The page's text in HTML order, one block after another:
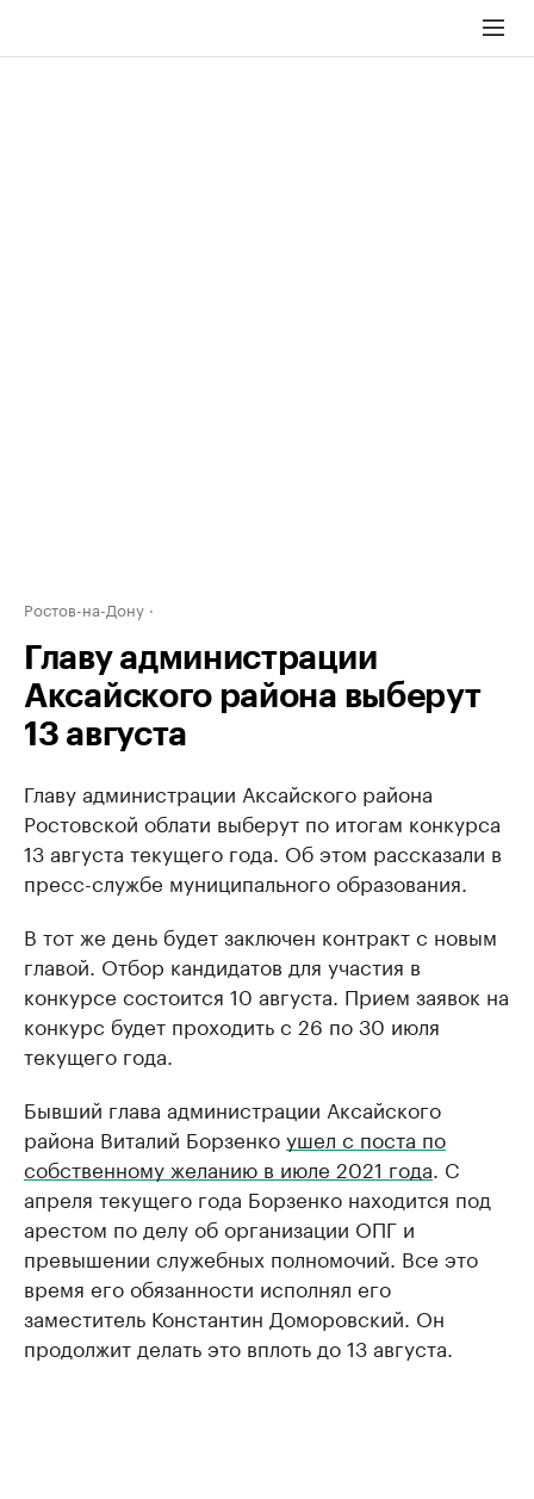
Ростов-на-Дону
Главу администрации
Аксайского района выберут
13 августа
Главу администрации Аксайского района
Ростовской облати выберут по итогам конкурса
13 августа текущего года. Об этом рассказали в
пресс-службе муниципального образования.
В тот же день будет заключен контракт с новым
главой. Отбор кандидатов для участия в
конкурсе состоится 10 августа. Прием заявок на
конкурс будет проходить с 26 по 30 июля
текущего года.
Бывший глава администрации Аксайского
района Виталий Борзенкоушел с поста по
собственному желанию в июле 2021 года . С
апреля текущего года Борзенко находится под
арестом по делу об организации ОПГ и
превышении служебных полномочий. Все это
время его обязанности исполнял его
заместитель Константин Доморовский. Он
продолжит делать это вплоть до 13 августа.